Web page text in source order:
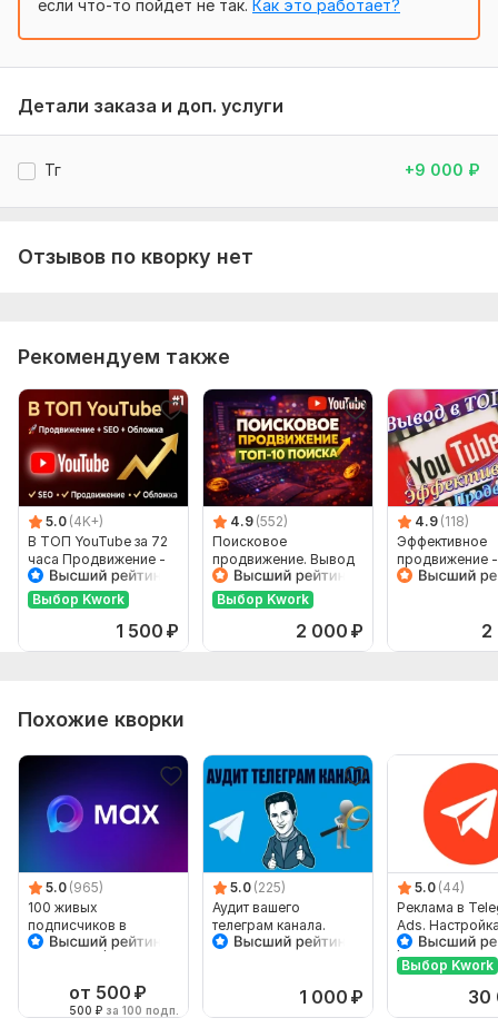
если что-то пойдет не так. Как это работает?
Детали заказа и доп. услуги
Тг +9 000 ₽
Отзывов по кворку нет
Рекомендуем также
5.0 (4K+)
В ТОП YouTube за 72
часа Продвижение -
SEO + Обложка
Выбор Kwork
1 500 ₽
4.9 (552)
Поисковое
продвижение. Вывод
в топ поиска YouTube
Выбор Kwork
2 000 ₽
4.9 (118)
Эффективное
продвижение
в ТОП
2
Похожие кворки
5.0 (965)
100 живых
подписчиков в
мессенджер мах
от 500 ₽
500 ₽ за 100 подп.
5.0 (225)
Аудит вашего
телеграм канала.
Оптимизация и поиск
1 000 ₽
5.0 (44)
Реклама в
Ads.
рекламных
Выбор Kwork
30